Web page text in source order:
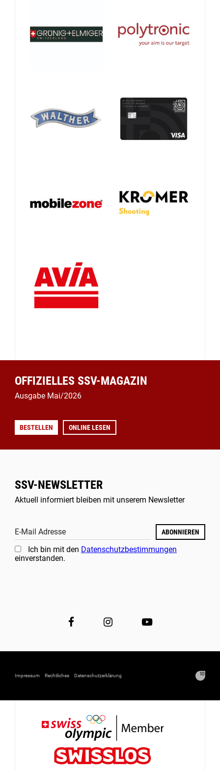
OFFIZIELLES SSV-MAGAZIN
Ausgabe Mai/2026
BESTELLEN ONLINE LESEN
SSV-NEWSLETTER
Aktuell informiert bleiben mit unserem Newsletter
E-Mail Adresse ABONNIEREN
Ich bin mit den Datenschutzbestimmungen
einverstanden.
Impressum Rechtliches Datenschutzerklärung